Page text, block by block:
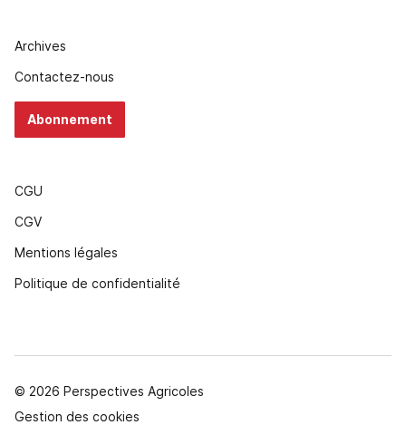
Archives
Contactez-nous
Abonnement
CGU
CGV
Mentions légales
Politique de confidentialité
© 2026 Perspectives Agricoles
Gestion des cookies